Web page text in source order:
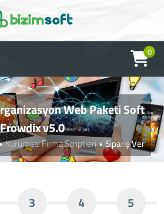
0
Web Paketi Soft
Frowdix v5.0
Kurumsal Firma Scriptleri Sipariş Ver
3 4 5